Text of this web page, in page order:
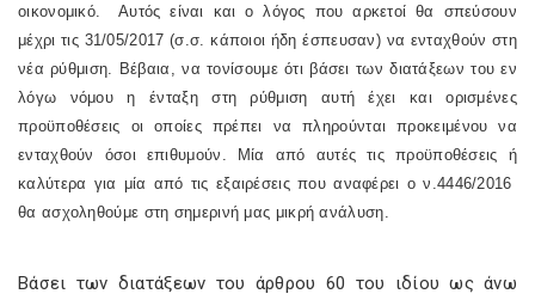
οικονομικό.
Αυτός είναι και ο λόγος που αρκετοί θα σπεύσουν
μέχρι τις 31/05/2017 (σ.σ. κάποιοι ήδη έσπευσαν) να ενταχθούν στη
νέα ρύθμιση. Βέβαια, να τονίσουμε ότι βάσει των διατάξεων του εν
λόγω νόμου η ένταξη στη ρύθμιση αυτή έχει και ορισμένες
προϋποθέσεις οι οποίες πρέπει να πληρούνται προκειμένου να
ενταχθούν όσοι επιθυμούν. Μία από αυτές τις προϋποθέσεις ή
καλύτερα για μία από τις εξαιρέσεις που αναφέρει ο ν.4446/2016
θα ασχοληθούμε στη σημερινή μας μικρή ανάλυση.
Βάσει των διατάξεων του άρθρου 60 του ιδίου ως άνω